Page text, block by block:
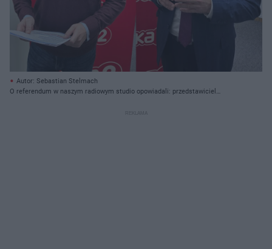
Autor: Sebastian Stelmach
O referendum w naszym radiowym studio opowiadali: przedstawiciel